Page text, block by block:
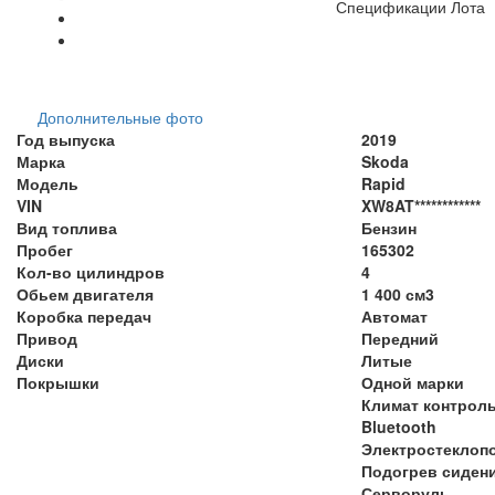
Дополнительные фото
Спецификации Лота
Год выпуска
2019
Марка
Skoda
Модель
Rapid
VIN
XW8AT************
Вид топлива
Бензин
Пробег
165302
Кол-во цилиндров
4
Обьем двигателя
1 400 см3
Коробка передач
Автомат
Привод
Передний
Диски
Литые
Покрышки
Одной марки
Климат контроль
Bluetooth
Подогрев